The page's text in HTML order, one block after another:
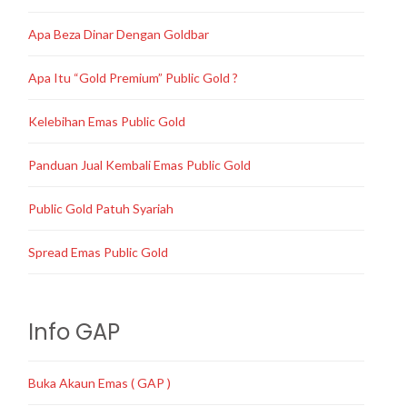
Apa Beza Dinar Dengan Goldbar
Apa Itu “Gold Premium” Public Gold ?
Kelebihan Emas Public Gold
Panduan Jual Kembali Emas Public Gold
Public Gold Patuh Syariah
Spread Emas Public Gold
Info GAP
Buka Akaun Emas ( GAP )